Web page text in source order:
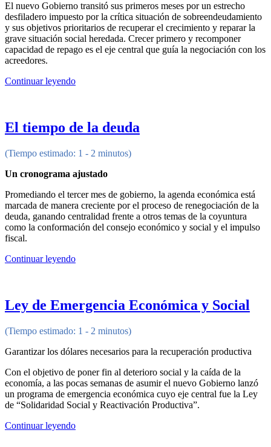
El nuevo Gobierno transitó sus primeros meses por un estrecho
desfiladero impuesto por la crítica situación de sobreendeudamiento
y sus objetivos prioritarios de recuperar el crecimiento y reparar la
grave situación social heredada. Crecer primero y recomponer
capacidad de repago es el eje central que guía la negociación con los
acreedores.
Continuar leyendo
El tiempo de la deuda
(Tiempo estimado: 1 - 2 minutos)
Un cronograma ajustado
Promediando el tercer mes de gobierno, la agenda económica está
marcada de manera creciente por el proceso de renegociación de la
deuda, ganando centralidad frente a otros temas de la coyuntura
como la conformación del consejo económico y social y el impulso
fiscal.
Continuar leyendo
Ley de Emergencia Económica y Social
(Tiempo estimado: 1 - 2 minutos)
Garantizar los dólares necesarios para la recuperación productiva
Con el objetivo de poner fin al deterioro social y la caída de la
economía, a las pocas semanas de asumir el nuevo Gobierno lanzó
un programa de emergencia económica cuyo eje central fue la Ley
de “Solidaridad Social y Reactivación Productiva”.
Continuar leyendo